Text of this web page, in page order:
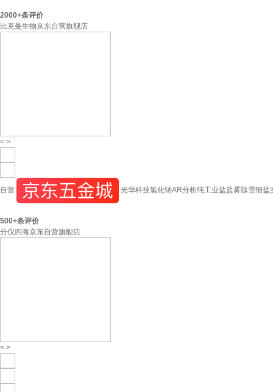
2000+条评价
比克曼生物京东自营旗舰店
< >
自营 光华科技氯化钠AR分析纯工业盐盐雾除雪细
500+条评价
分仪四海京东自营旗舰店
< >